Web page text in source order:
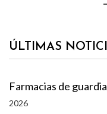
ÚLTIMAS
Farmacias de
2026